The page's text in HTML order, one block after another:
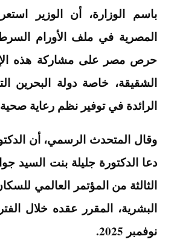
باسم الوزارة، أن الوزير
المصرية في ملف الأورام
حرص مصر على مشاركة هذه
الشقيقة، خاصة دولة البحرين
الرائدة في توفير نظم رعاية
وقال المتحدث الرسمي، أن
دعا الدكتورة جليلة بنت السيد
الثالثة من المؤتمر العالمي
نوفمبر 2025.